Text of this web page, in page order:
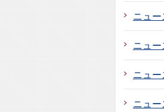
ニュ
ニュ
ニュ
ニュ